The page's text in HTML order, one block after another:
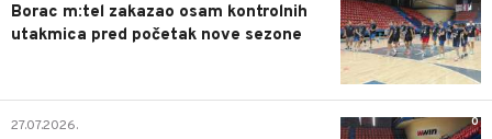
Borac m:tel zakazao osam kontrolnih
utakmica pred početak nove sezone
0
27.07.2026.